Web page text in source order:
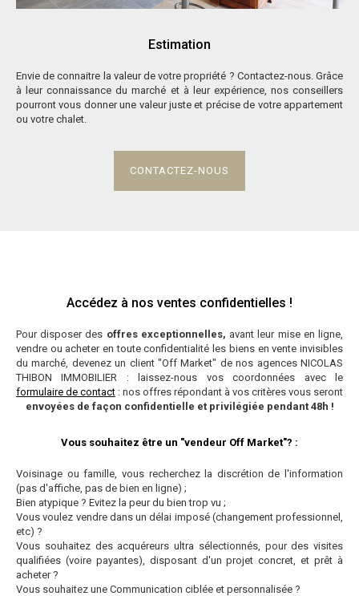
Estimation
Envie de connaitre la valeur de votre propriété ? Contactez-nous. Grâce
à leur connaissance du marché et à leur expérience, nos conseillers
pourront vous donner une valeur juste et précise de votre appartement
ou votre chalet.
CONTACTEZ-NOUS
Accédez à nos ventes confidentielles !
Pour disposer des offres exceptionnelles, avant leur mise en ligne,
vendre ou acheter en toute confidentialité les biens en vente invisibles
du marché, devenez un client "Off Market" de nos agences NICOLAS
THIBON IMMOBILIER : laissez-nous vos coordonnées avec le
formulaire de contact : nos offres répondant à vos critères vous seront
envoyées de façon confidentielle et privilégiée pendant 48h !
Vous souhaitez être un "vendeur Off Market"? :
Voisinage ou famille, vous recherchez la discrétion de l'information
(pas d'affiche, pas de bien en ligne) ;
Bien atypique ? Evitez la peur du bien trop vu ;
Vous voulez vendre dans un délai imposé (changement professionnel,
etc) ?
Vous souhaitez des acquéreurs ultra sélectionnés, pour des visites
qualifiées (voire payantes), disposant d'un projet concret, et prêt à
acheter ?
Vous souhaitez une Communication ciblée et personnalisée ?